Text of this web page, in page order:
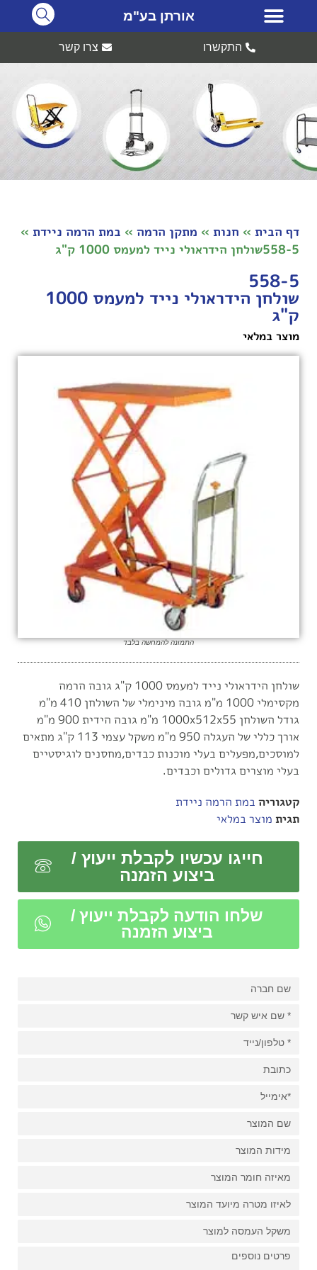
אורתן בע"מ
התקשרו צרו קשר
דף הבית » חנות » מתקן הרמה » במת הרמה ניידת »
558-5שולחן הידראולי נייד למעמס 1000 ק"ג
558-5
שולחן הידראולי נייד למעמס 1000
ק"ג
מוצר במלאי
התמונה להמחשה בלבד
שולחן הידראולי נייד למעמס 1000 ק"ג גובה הרמה
מקסימלי 1000 מ"מ גובה מינימלי של השולחן 410 מ"מ
גודל השולחן 1000x512x55 מ"מ גובה הידית 900 מ"מ
אורך כללי של העגלה 950 מ"מ משקל עצמי 113 ק"ג מתאים
למוסכים,מפעלים בעלי מוכנות כבדים,מחסנים לוגיסטיים
בעלי מוצרים גדולים וכבדים.
קטגוריה במת הרמה ניידת
תגית מוצר במלאי
חייגו עכשיו לקבלת ייעוץ /
ביצוע הזמנה
שלחו הודעה לקבלת ייעוץ /
ביצוע הזמנה